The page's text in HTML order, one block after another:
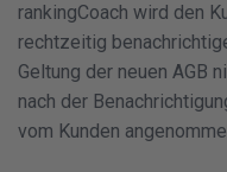
rankingCoach wird den
rechtzeitig
Geltung der neuen AGB
nach der
vom Kunden